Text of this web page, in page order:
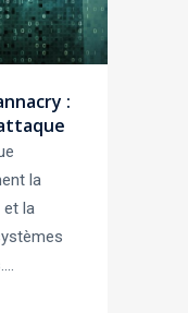
:
la
et la